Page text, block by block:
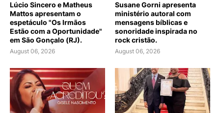
Lúcio Sincero e Matheus
Mattos apresentam o
espetáculo "Os Irmãos
Estão com a Oportunidade"
em São Gonçalo (RJ).
August 06, 2026
Susane Gorni apresenta
ministério autoral com
mensagens bíblicas e
sonoridade inspirada no
rock cristão.
August 06, 2026